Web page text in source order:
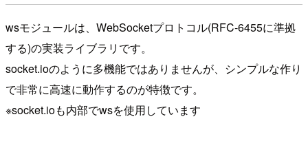
wsモジュールは、WebSocketプロトコル(RFC-6455に準拠
する)の実装ライブラリです。
socket.ioのように多機能ではありませんが、シンプルな作り
で非常に高速に動作するのが特徴です。
※socket.ioも内部でwsを使用しています